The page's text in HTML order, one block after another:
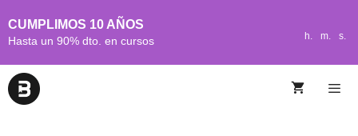
CUMPLIMOS 10 AÑOS
Hasta un 90% dto. en cursos h. m. s.